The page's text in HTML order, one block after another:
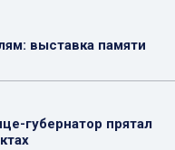
выставка памяти
губернатор прятал